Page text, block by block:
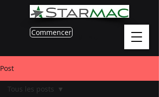
Commencer
Post
Tous les posts